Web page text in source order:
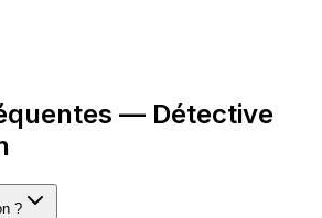
— Détective
?